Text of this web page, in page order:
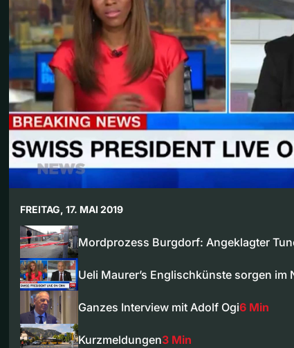
FREITAG, 17. MAI 2019
Mordprozess Burgdorf: Angeklagter
Ueli Maurer’s Englischkünste sorgen im
Ganzes Interview mit Adolf Ogi6 Min
Kurzmeldungen3 Min